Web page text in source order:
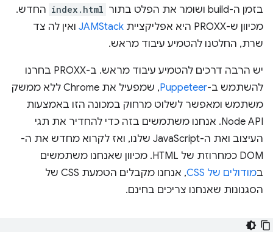
בזמן ה-build ושומר את הפלט בתור
index.html החדש.
מכיוון ש-PROXX היא אפליקציית
JAMStack ואין לה צד
שרת, החלטנו להטמיע עיבוד מראש.
יש הרבה דרכים להטמיע עיבוד מראש. ב-PROXX בחרנו
להשתמש ב-Puppeteer
, שמפעיל את Chrome ללא ממשק
משתמש ומאפשר לשלוט מרחוק במכונה הזו באמצעות
Node API. אנחנו משתמשים בזה כדי להחדיר את תגי
העיצוב ואת ה-JavaScript שלנו, ואז לקרוא מחדש את ה-
DOM כמחרוזת של HTML. מכיוון שאנחנו משתמשים
במודולים של CSS
, אנחנו מקבלים הטמעת CSS של
הסגנונות שאנחנו צריכים בחינם.